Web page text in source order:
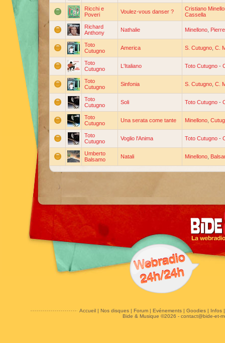
Ricchi e
Poveri
Voulez-vous danser ?
Cristiano
Cassella
Richard
Anthony
Nathalie Minellono
Toto
Cutugno
America S. Cutugno C.
Toto
Cutugno
L'Italiano Toto Cutugno -
Toto
Cutugno
Sinfonia S. Cutugno C.
Toto
Cutugno
Soli Toto Cutugno -
Toto
Cutugno
Una serata come tante Minellono
Toto
Cutugno
Voglio l'Anima Toto Cutugno -
Umberto
Balsamo
Natali Minellono
Accueil| Nos disques| Forum| Evénements| Goodies| Infos
Bide & Musique ©2026 - contact@bide-et-